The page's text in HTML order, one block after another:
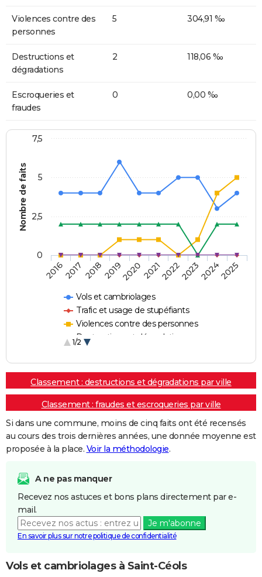
Violences contre des
personnes
5 304,91 ‰
Destructions et
dégradations
2 118,06 ‰
Escroqueries et
fraudes
0 0,00 ‰
Nombre de faits
Vols et cambriolages
Trafic et usage de stupéfiants
Violences contre des personnes
Destructions et dégradations
1/2
20162017 20182019202020212022202320242025
0
2,5
5
7,5
Classement : destructions et dégradations par ville
Classement : fraudes et escroqueries par ville
Si dans une commune, moins de cinq faits ont été recensés
au cours des trois dernières années, une donnée moyenne est
proposée à la place. Voir la méthodologie.
A ne pas manquer
Recevez nos astuces et bons plans directement par e-
mail.
Je m'abonne
En savoir plus sur notre politique de confidentialité
Vols et cambriolages à Saint-Céols